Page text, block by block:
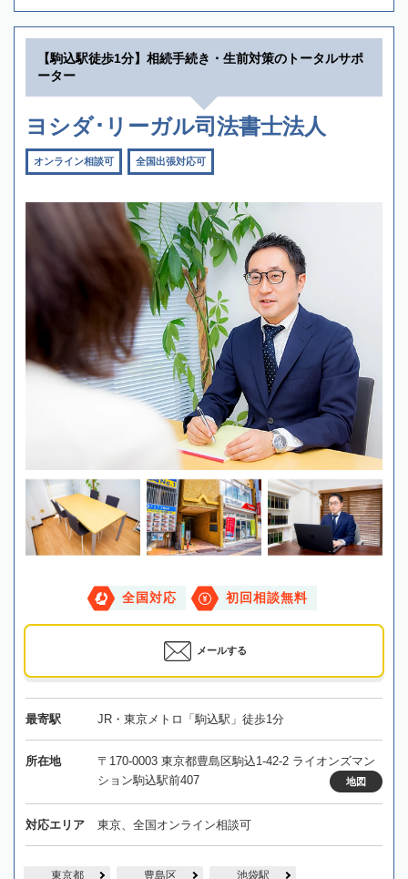
【駒込駅徒歩1分】相続手続き・生前対策のトータルサポ
ーター
ヨシダ･リーガル司法書士法人
オンライン相談可 全国出張対応可
全国対応 初回相談無料
メールする
最寄駅 JR・東京メトロ「駒込駅」徒歩1分
所在地
〒170-0003 東京都豊島区駒込1-42-2 ライオンズマン
ション駒込駅前407
地図
対応エリア 東京、全国オンライン相談可
東京都 豊島区 池袋駅